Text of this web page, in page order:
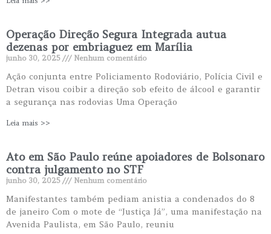
Operação Direção Segura Integrada autua
dezenas por embriaguez em Marília
junho 30, 2025 Nenhum comentário
Ação conjunta entre Policiamento Rodoviário, Polícia Civil e
Detran visou coibir a direção sob efeito de álcool e garantir
a segurança nas rodovias Uma Operação
Leia mais >>
Ato em São Paulo reúne apoiadores de Bolsonaro
contra julgamento no STF
junho 30, 2025 Nenhum comentário
Manifestantes também pediam anistia a condenados do 8
de janeiro Com o mote de “Justiça Já”, uma manifestação na
Avenida Paulista, em São Paulo, reuniu